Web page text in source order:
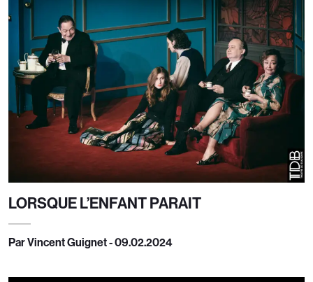
LORSQUE L’ENFANT PARAIT
Par Vincent Guignet - 09.02.2024